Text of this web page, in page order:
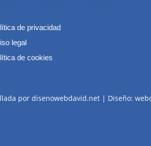
de privacidad
legal
de cookies
por disenowebdavid.net | Diseño: